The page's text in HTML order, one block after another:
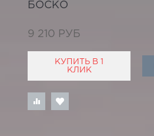
БОСКО
9 210 РУБ
КУПИТЬ В 1
КЛИК